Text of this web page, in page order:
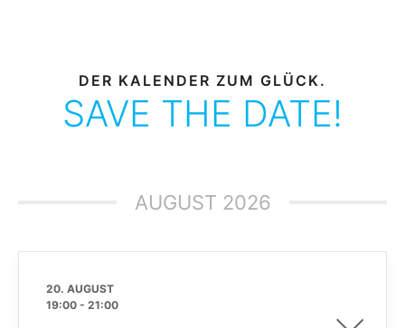
DER KALENDER ZUM GLÜCK.
SAVE THE DATE!
AUGUST 2026
20. AUGUST
19:00 - 21:00